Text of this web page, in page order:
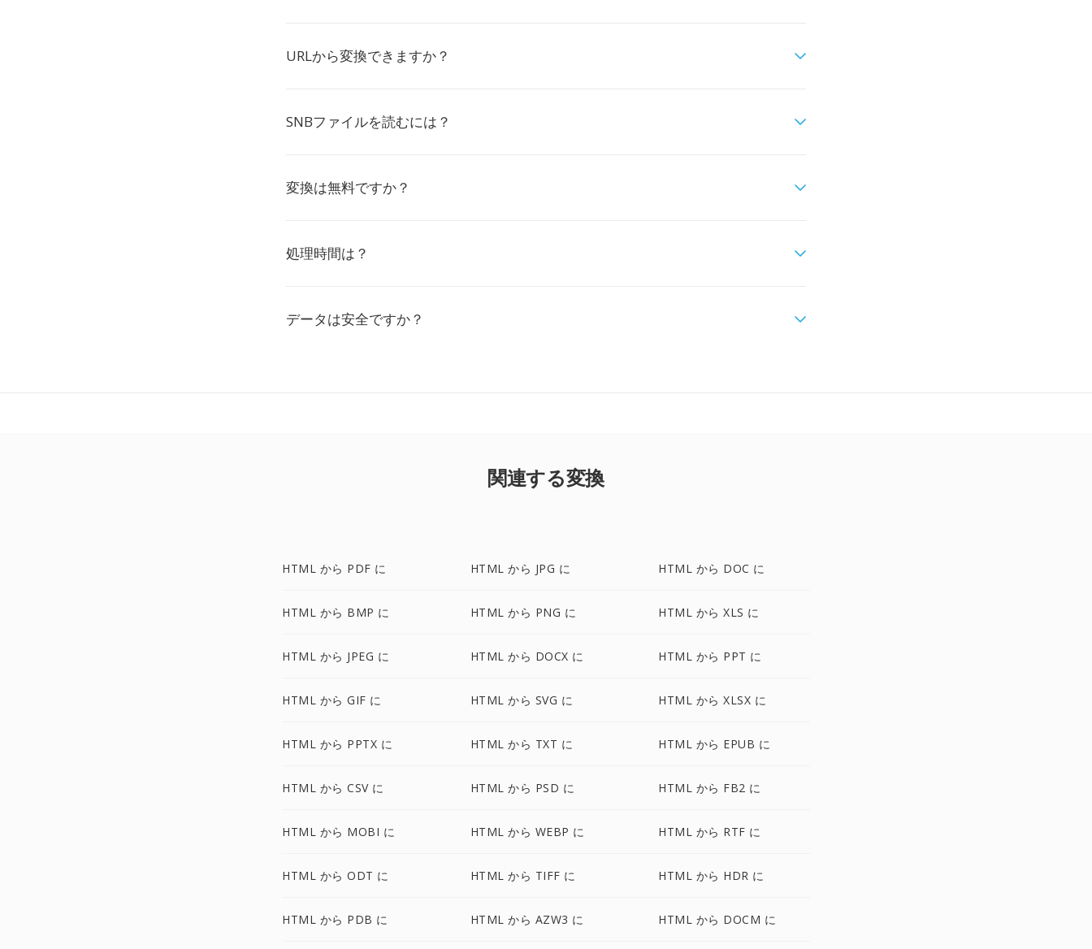
URLから変換できますか？
SNBファイルを読むには？
変換は無料ですか？
処理時間は？
データは安全ですか？
関連する変換
HTML から PDF に HTML から JPG に HTML から DOC に
HTML から BMP に HTML から PNG に HTML から XLS に
HTML から JPEG に HTML から DOCX に HTML から PPT に
HTML から GIF に HTML から SVG に HTML から XLSX に
HTML から PPTX に HTML から TXT に HTML から EPUB に
HTML から CSV に HTML から PSD に HTML から FB2 に
HTML から MOBI に HTML から WEBP に HTML から RTF に
HTML から ODT に HTML から TIFF に HTML から HDR に
HTML から PDB に HTML から AZW3 に HTML から DOCM に